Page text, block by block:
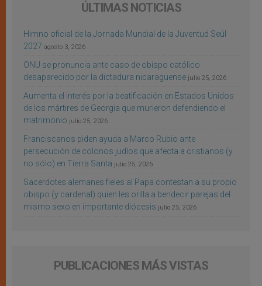
ÚLTIMAS NOTICIAS
Himno oficial de la Jornada Mundial de la Juventud Seúl
2027 agosto 3, 2026
ONU se pronuncia ante caso de obispo católico
desaparecido por la dictadura nicaragüense julio 25, 2026
Aumenta el interés por la beatificación en Estados Unidos
de los mártires de Georgia que murieron defendiendo el
matrimonio julio 25, 2026
Franciscanos piden ayuda a Marco Rubio ante
persecución de colonos judíos que afecta a cristianos (y
no sólo) en Tierra Santa julio 25, 2026
Sacerdotes alemanes fieles al Papa contestan a su propio
obispo (y cardenal) quien les orilla a bendecir parejas del
mismo sexo en importante diócesis julio 25, 2026
PUBLICACIONES MÁS VISTAS